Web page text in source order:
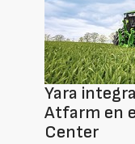
Yara
Atfarm en
Center